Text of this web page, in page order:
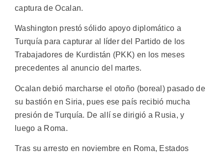
captura de Ocalan.
Washington prestó sólido apoyo diplomático a
Turquía para capturar al líder del Partido de los
Trabajadores de Kurdistán (PKK) en los meses
precedentes al anuncio del martes.
Ocalan debió marcharse el otoño (boreal) pasado de
su bastión en Siria, pues ese país recibió mucha
presión de Turquía. De allí se dirigió a Rusia, y
luego a Roma.
Tras su arresto en noviembre en Roma, Estados